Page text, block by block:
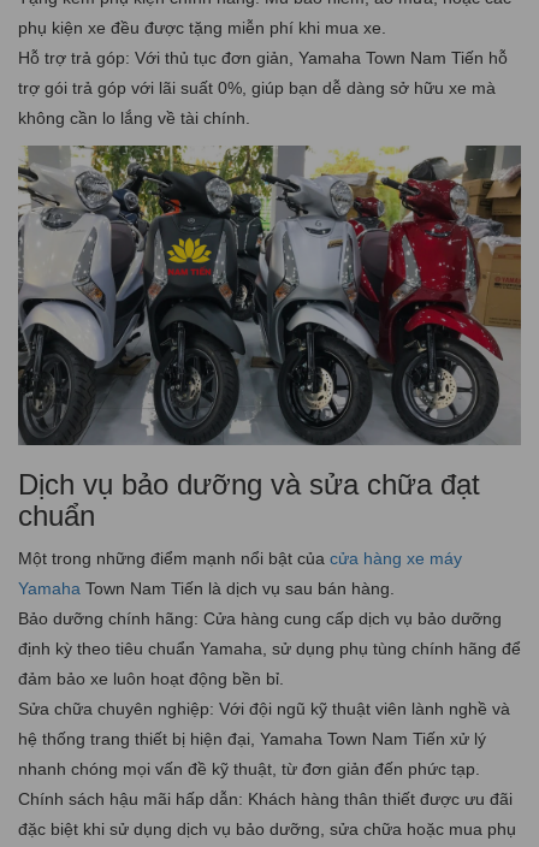
phụ kiện xe đều được tặng miễn phí khi mua xe.
Hỗ trợ trả góp: Với thủ tục đơn giản, Yamaha Town Nam Tiến hỗ
trợ gói trả góp với lãi suất 0%, giúp bạn dễ dàng sở hữu xe mà
không cần lo lắng về tài chính.
Dịch vụ bảo dưỡng và sửa chữa đạt
chuẩn
Một trong những điểm mạnh nổi bật của cửa hàng xe máy
Yamaha Town Nam Tiến là dịch vụ sau bán hàng.
Bảo dưỡng chính hãng: Cửa hàng cung cấp dịch vụ bảo dưỡng
định kỳ theo tiêu chuẩn Yamaha, sử dụng phụ tùng chính hãng để
đảm bảo xe luôn hoạt động bền bỉ.
Sửa chữa chuyên nghiệp: Với đội ngũ kỹ thuật viên lành nghề và
hệ thống trang thiết bị hiện đại, Yamaha Town Nam Tiến xử lý
nhanh chóng mọi vấn đề kỹ thuật, từ đơn giản đến phức tạp.
Chính sách hậu mãi hấp dẫn: Khách hàng thân thiết được ưu đãi
đặc biệt khi sử dụng dịch vụ bảo dưỡng, sửa chữa hoặc mua phụ